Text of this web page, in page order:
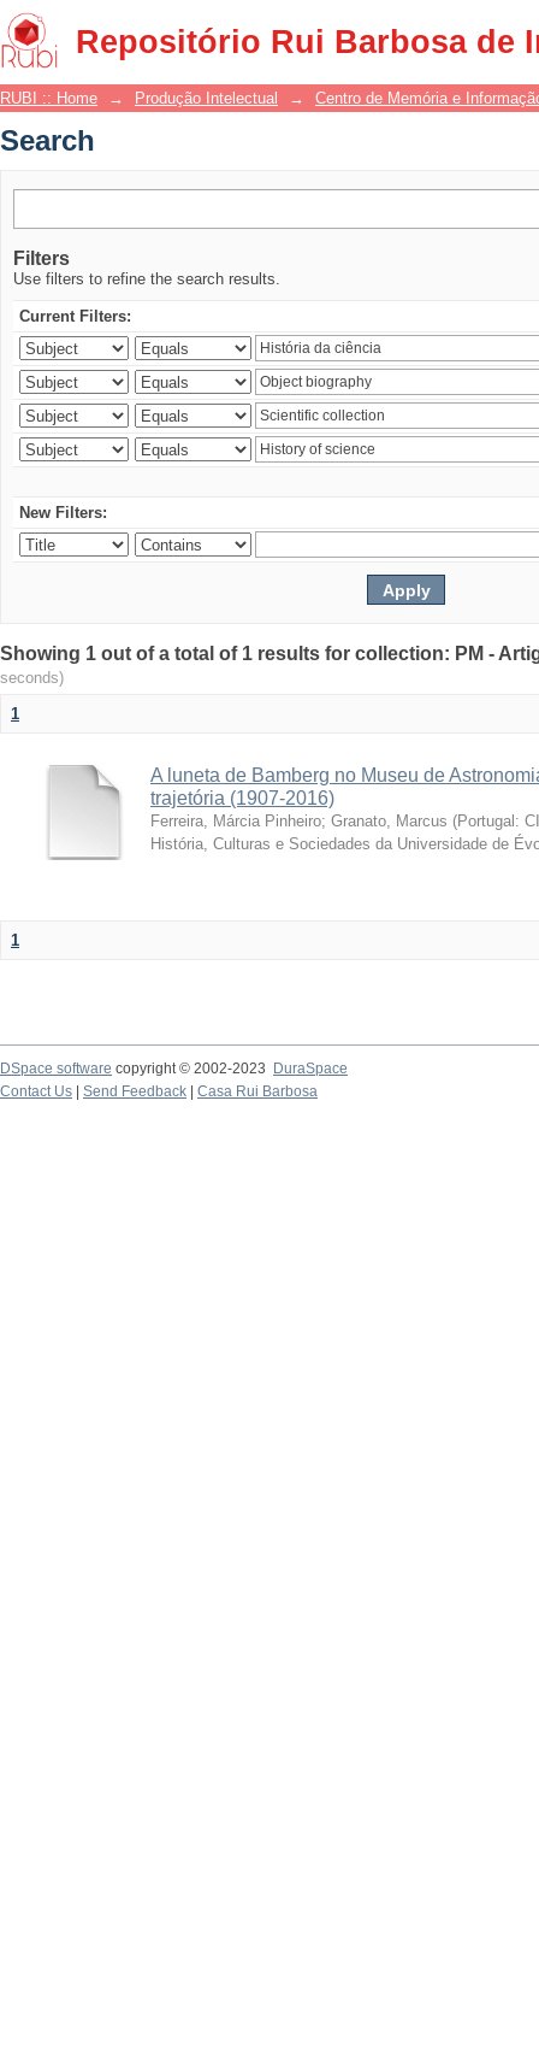
Repositório Rui Barbosa de
Search
RUBI :: Home → Produção Intelectual → Centro de Memória e
Search
Filters
Use filters to refine the search results.
Current Filters:
New Filters:
Showing 1 out of a total of 1 results for collection: PM -
seconds)
1
A luneta de Bamberg no Museu de
trajetória (1907-2016)
Ferreira, Márcia Pinheiro; Granato, Marcus (Portugal:
História, Culturas e Sociedades da Universidade de
1
DSpace software copyright © 2002-2023
DuraSpace
Contact Us
Send Feedback Casa Rui Barbosa